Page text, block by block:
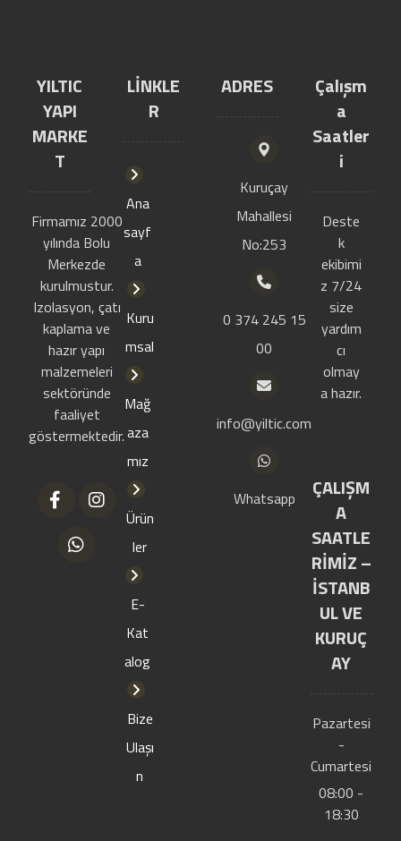
YILTIC
YAPI
MARKE
T
Firmamız 2000
yılında Bolu
Merkezde
kurulmustur.
Izolasyon, çatı
kaplama ve
hazır yapı
malzemeleri
sektöründe
faaliyet
göstermektedir.
LİNKLE
R
Ana
sayf
a
Kuru
msal
Mağ
aza
mız
Ürün
ler
E-
Kat
alog
Bize
Ulaşı
n
ADRES
Kuruçay
Mahallesi
No:253
0 374 245 15
00
info@yiltic.com
Whatsapp
Çalışm
a
Saatler
i
Deste
k
ekibimi
z 7/24
size
yardım
cı
olmay
a hazır.
ÇALIŞM
A
SAATLE
RİMİZ –
İSTANB
UL VE
KURUÇ
AY
Pazartesi
-
Cumartesi
08:00 -
18:30